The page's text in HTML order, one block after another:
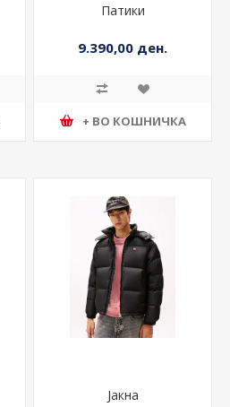
Патики
9.390,00 ден.
+ ВО КОШНИЧКА
Јакна